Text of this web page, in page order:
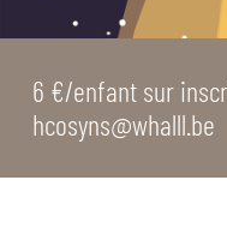
6 €/enfant sur
hcosyns@whalll.be